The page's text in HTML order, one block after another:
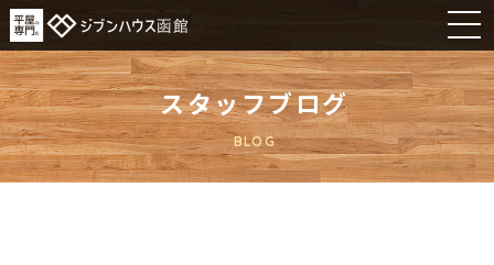
スタッフブログ
BLOG